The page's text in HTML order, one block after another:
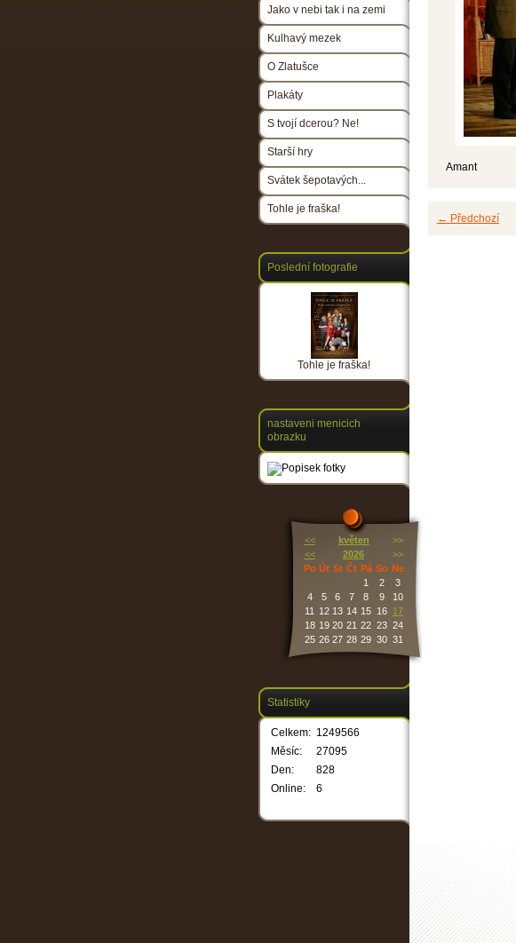
Amant
← Předchozí
Jako v nebi tak i na zemi
Kulhavý mezek
O Zlatušce
Plakáty
S tvojí dcerou? Ne!
Starší hry
Svátek šepotavých...
Tohle je fraška!
Poslední fotografie
Tohle je fraška!
nastaveni menicich
obrazku
<< květen
>>
<<
2026
>>
Po Út St Čt Pá So Ne
1
2
3
4
5 6 7 8 9
10
11
12 13 14 15 16
17
18 19 20 21 22 23 24
25 26 27 28 29 30 31
Statistiky
Online: 6
Celkem: 1249566
Měsíc:
27095
Den:
828